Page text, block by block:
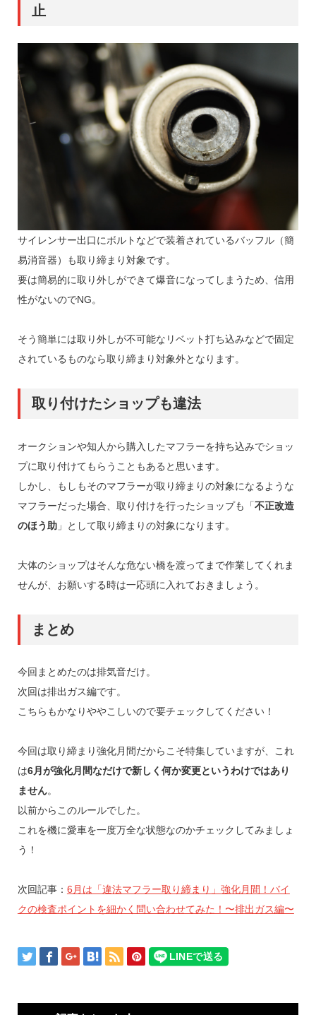
止
サイレンサー出口にボルトなどで装着されているバッフル（簡
易消音器）も取り締まり対象です。
要は簡易的に取り外しができて爆音になってしまうため、信用
性がないのでNG。
そう簡単には取り外しが不可能なリベット打ち込みなどで固定
されているものなら取り締まり対象外となります。
取り付けたショップも違法
オークションや知人から購入したマフラーを持ち込みでショッ
プに取り付けてもらうこともあると思います。
しかし、もしもそのマフラーが取り締まりの対象になるような
マフラーだった場合、取り付けを行ったショップも「不正改造
のほう助」として取り締まりの対象になります。
大体のショップはそんな危ない橋を渡ってまで作業してくれま
せんが、お願いする時は一応頭に入れておきましょう。
まとめ
今回まとめたのは排気音だけ。
次回は排出ガス編です。
こちらもかなりややこしいので要チェックしてください！
今回は取り締まり強化月間だからこそ特集していますが、これ
は6月が強化月間なだけで新しく何か変更というわけではあり
ません。
以前からこのルールでした。
これを機に愛車を一度万全な状態なのかチェックしてみましょ
う！
次回記事： 6月は「違法マフラー取り締まり」強化月間！バイ
クの検査ポイントを細かく問い合わせてみた！〜排出ガス編〜